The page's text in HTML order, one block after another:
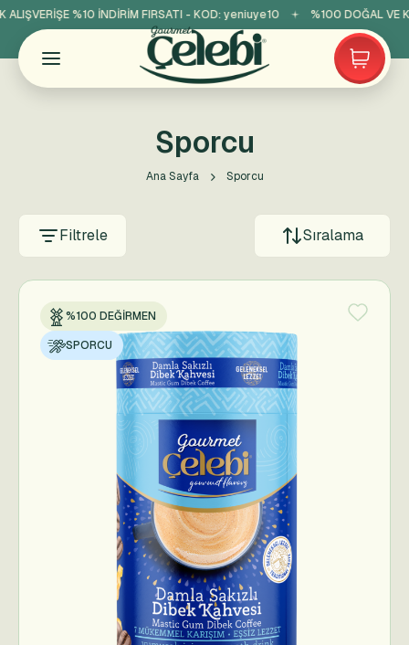
ALIŞVERİŞE %10 İNDİRİM FIRSATI - KOD:yeniuye10 %100 DOĞAL VE
Sporcu
Ana Sayfa Sporcu
Filtrele Sıralama
%100 DEĞIRMEN
SPORCU